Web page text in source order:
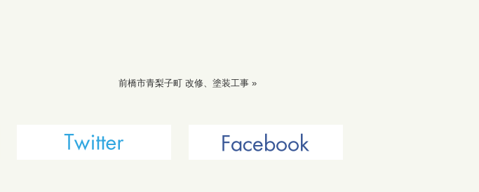
前橋市青梨子町 改修、塗装工事 »